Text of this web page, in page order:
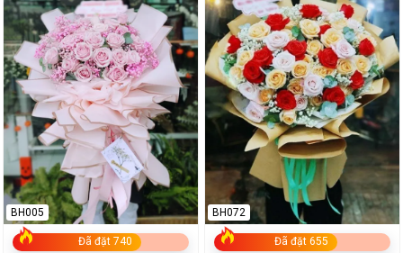
Đã đặt 740
BH005
Đã đặt 655
BH072